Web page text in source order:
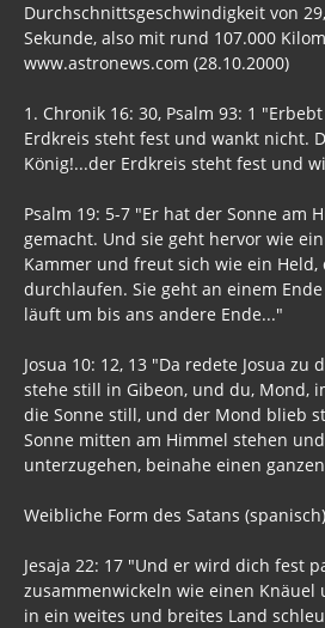
Durchschnittsgeschwindigkeit von
Sekunde, also mit rund 107.000
www.astronews.com (28.10.2000)
1. Chronik 16: 30, Psalm 93: 1
Erdkreis steht fest und wankt nicht.
König!...der Erdkreis steht fest und
Psalm 19: 5-7 "Er hat der Sonne am
gemacht. Und sie geht hervor wie
Kammer und freut sich wie ein Held,
durchlaufen. Sie geht an einem
läuft um bis ans andere Ende..."
Josua 10: 12, 13 "Da redete Josua zu
stehe still in Gibeon, und du, Mond,
die Sonne still, und der Mond blieb
Sonne mitten am Himmel stehen
unterzugehen, beinahe einen
Weibliche Form des Satans
Jesaja 22: 17 "Und er wird dich fest
zusammenwickeln wie einen Knäuel
in ein weites und breites Land